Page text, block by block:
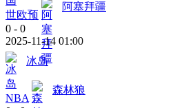
世欧预
阿塞拜疆
0 - 0
2025-11-14 01:00
冰岛
NBA
森林狼